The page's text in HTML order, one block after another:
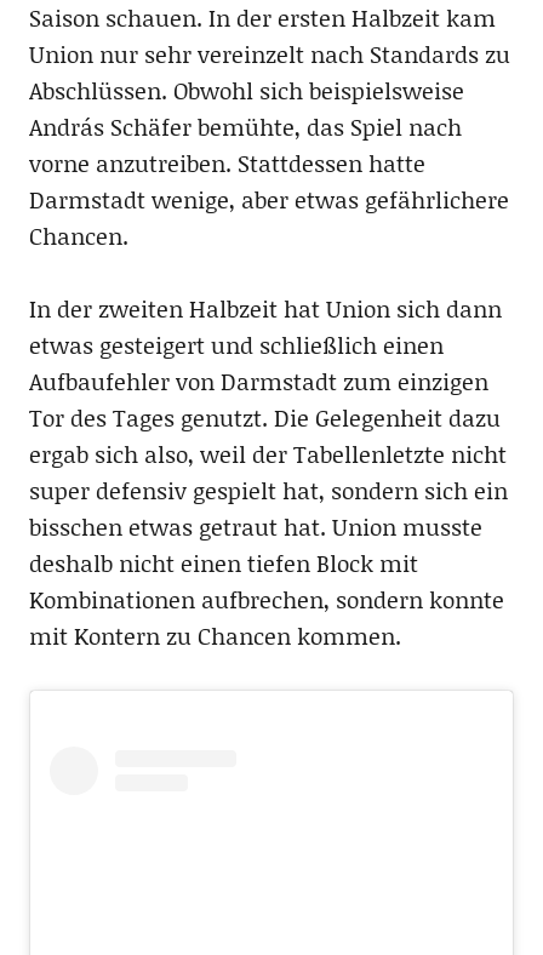
Saison schauen. In der ersten Halbzeit kam
Union nur sehr vereinzelt nach Standards zu
Abschlüssen. Obwohl sich beispielsweise
András Schäfer bemühte, das Spiel nach
vorne anzutreiben. Stattdessen hatte
Darmstadt wenige, aber etwas gefährlichere
Chancen.
In der zweiten Halbzeit hat Union sich dann
etwas gesteigert und schließlich einen
Aufbaufehler von Darmstadt zum einzigen
Tor des Tages genutzt. Die Gelegenheit dazu
ergab sich also, weil der Tabellenletzte nicht
super defensiv gespielt hat, sondern sich ein
bisschen etwas getraut hat. Union musste
deshalb nicht einen tiefen Block mit
Kombinationen aufbrechen, sondern konnte
mit Kontern zu Chancen kommen.